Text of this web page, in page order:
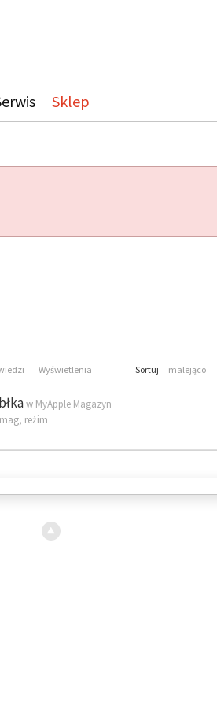
Sklep
Wyświetlenia Sortuj malejąco
w MyApple Magazyn
, reżim